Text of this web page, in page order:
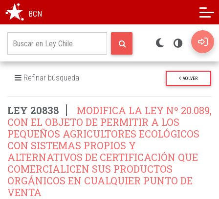
BCN
Refinar búsqueda VOLVER
LEY 20838
MODIFICA LA LEY Nº 20.089,
CON EL OBJETO DE PERMITIR A LOS
PEQUEÑOS AGRICULTORES ECOLÓGICOS
CON SISTEMAS PROPIOS Y
ALTERNATIVOS DE CERTIFICACIÓN QUE
COMERCIALICEN SUS PRODUCTOS
ORGÁNICOS EN CUALQUIER PUNTO DE
VENTA